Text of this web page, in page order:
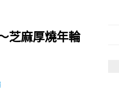
芝麻厚燒年輪